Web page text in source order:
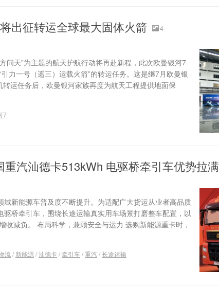
出征转运全球最大固体火箭
4
问天”为主题的航天护航行动将再赴新程，此次欧曼银河7
力一号（遥三）运载火箭”的转运任务。这是继7月欧曼银
运任务后，欧曼银河家族再度为航天工程提供地面保
7
汽汕德卡513kWh 电驱桥牵引车优势拉满
域新能源车普及度不断提升。为适配广大货运从业者高品质
桥牵引车，围绕长途运输真实用车场景打磨整车配置，以
减负。 布局科学，兼顾安全与运力 选购新能源重卡时，
流 / 新能源 /汕德卡/牵引车/重汽/长途运输